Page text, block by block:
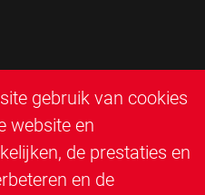
gebruik van cookies
website en
de prestaties en
en de